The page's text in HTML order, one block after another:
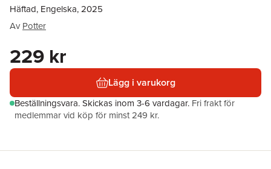
Häftad, Engelska, 2025
Av Potter
229 kr
Lägg i varukorg
Beställningsvara.Skickas inom 3-6 vardagar. Fri frakt för
medlemmar vid köp för minst 249 kr.